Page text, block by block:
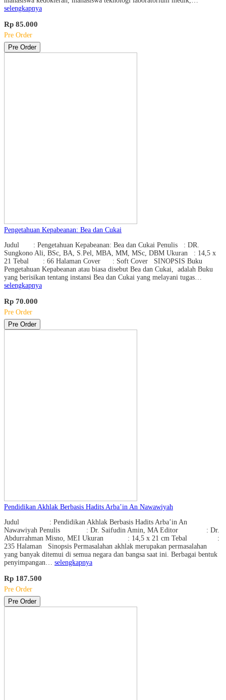
selengkapnya
Rp 85.000
Pre Order
Pre Order
Pengetahuan Kepabeanan: Bea dan Cukai
Judul : Pengetahuan Kepabeanan: Bea dan Cukai Penulis : DR.
Sungkono Ali, BSc, BA, S.Pel, MBA, MM, MSc, DBM Ukuran : 14,5 x
21 Tebal : 66 Halaman Cover : Soft Cover SINOPSIS Buku
Pengetahuan Kepabeanan atau biasa disebut Bea dan Cukai, adalah Buku
yang berisikan tentang instansi Bea dan Cukai yang melayani tugas…
selengkapnya
Rp 70.000
Pre Order
Pre Order
Pendidikan Akhlak Berbasis Hadits Arba’in An Nawawiyah
Judul : Pendidikan Akhlak Berbasis Hadits Arba’in An
Nawawiyah Penulis : Dr. Saifudin Amin, MA Editor : Dr.
Abdurrahman Misno, MEI Ukuran : 14,5 x 21 cm Tebal :
235 Halaman Sinopsis Permasalahan akhlak merupakan permasalahan
yang banyak ditemui di semua negara dan bangsa saat ini. Berbagai bentuk
penyimpangan… selengkapnya
Rp 187.500
Pre Order
Pre Order